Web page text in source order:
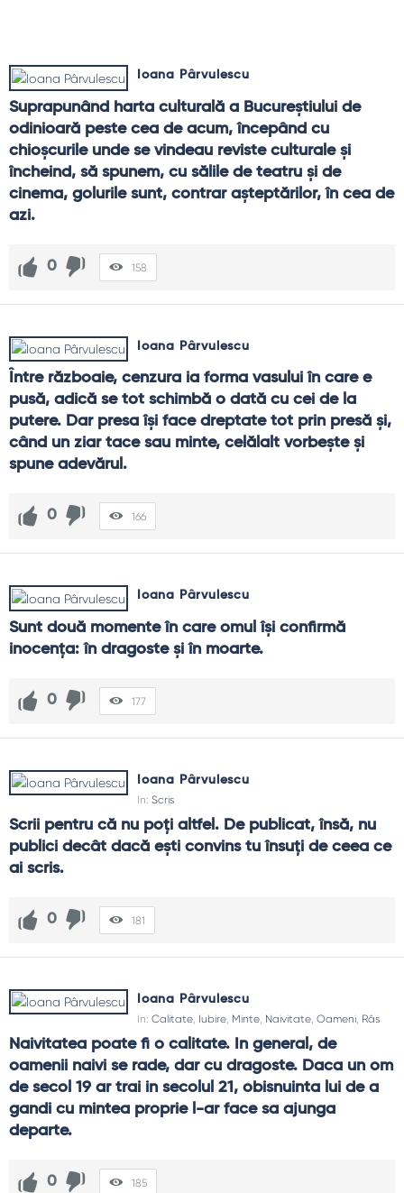
Ioana Pârvulescu
Suprapunând harta culturală a Bucureştiului de
odinioară peste cea de acum, începând cu
chioşcurile unde se vindeau reviste culturale şi
încheind, să spunem, cu sălile de teatru şi de
cinema, golurile sunt, contrar aşteptărilor, în cea de
azi.
0 158
Ioana Pârvulescu
Între războaie, cenzura ia forma vasului în care e
pusă, adică se tot schimbă o dată cu cei de la
putere. Dar presa îşi face dreptate tot prin presă şi,
când un ziar tace sau minte, celălalt vorbeşte şi
spune adevărul.
0 166
Ioana Pârvulescu
Sunt două momente în care omul îşi confirmă
inocenţa: în dragoste şi în moarte.
0 177
Ioana Pârvulescu
In: Scris
Scrii pentru că nu poți altfel. De publicat, însă, nu
publici decât dacă ești convins tu însuți de ceea ce
ai scris.
0 181
Ioana Pârvulescu
In: Calitate Iubire Minte Naivitate Oameni Râs
Naivitatea poate fi o calitate. In general, de
oamenii naivi se rade, dar cu dragoste. Daca un om
de secol 19 ar trai in secolul 21, obisnuinta lui de a
gandi cu mintea proprie l-ar face sa ajunga
departe.
0 185